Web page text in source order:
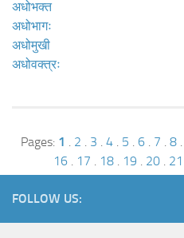
अधोभक्त
अधोभागः
अधोमुखी
अधोवक्त्रः
Pages: 1 . 2 . 3 . 4. 5 . 6. 7 . 8.
16. 17 . 18. 19 . 20. 21
FOLLOW US: